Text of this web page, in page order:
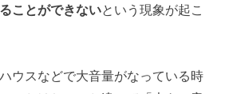
ことができないという現象が起こ
ウスなどで大音量がなっている時